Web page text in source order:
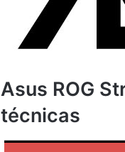
Asus ROG
técnicas